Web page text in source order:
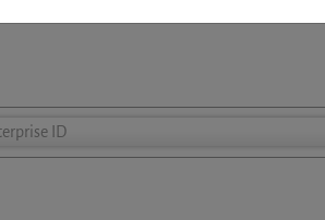
by name, VAT or enterprise ID. When a
ID